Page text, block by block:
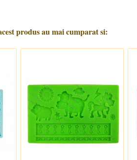
produs au mai cumparat si: